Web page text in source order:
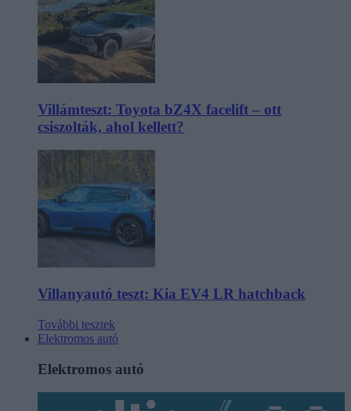
Villámteszt: Toyota bZ4X facelift – ott
csiszolták, ahol kellett?
Villanyautó teszt: Kia EV4 LR hatchback
További tesztek
Elektromos autó
Elektromos autó